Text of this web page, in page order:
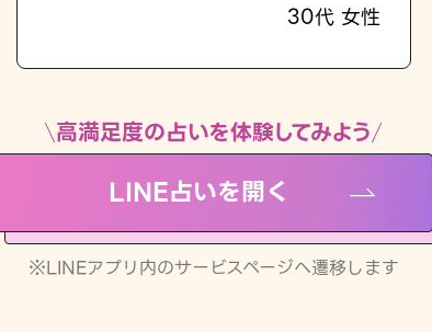
30代 女性
高満足度の占いを体験してみよう
LINE占いを開く
※LINEアプリ内のサービスページへ遷移します